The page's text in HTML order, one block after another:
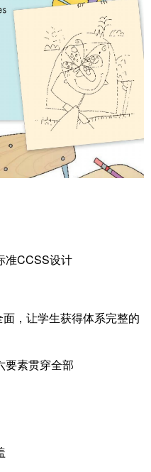
准CCSS设计
，让学生获得体系完整的
要素贯穿全部